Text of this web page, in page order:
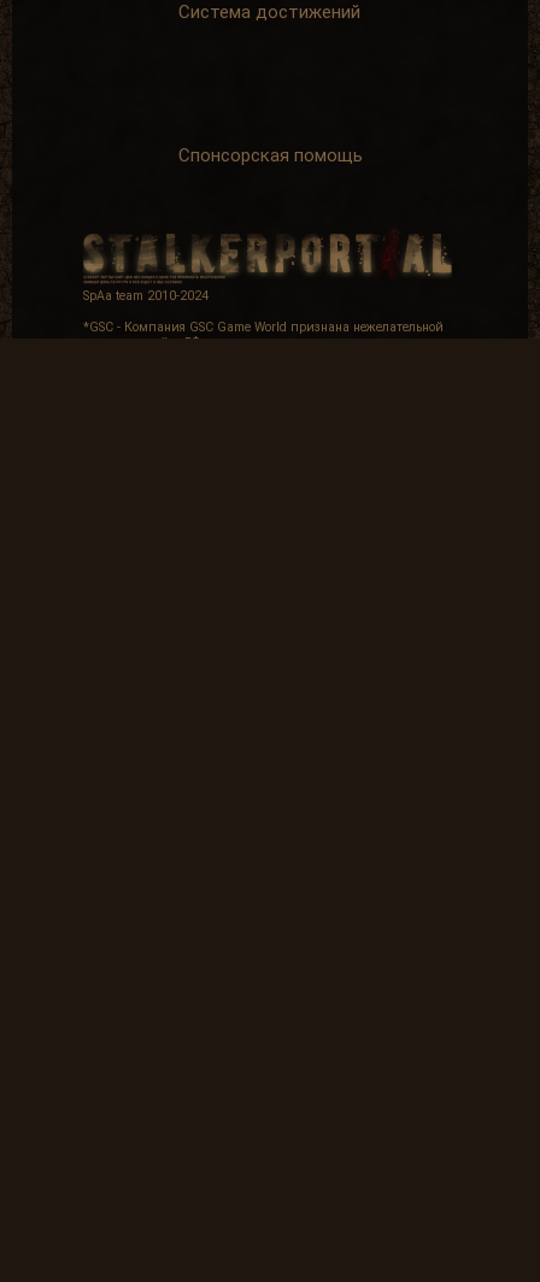
Система достижений
Спонсорская помощь
SpAa team 2010-2024
*GSC - Компания GSC Game World признана нежелательной
организацией в РФ.